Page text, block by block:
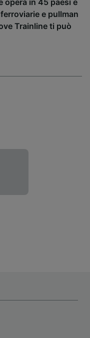
opera in 45 paesi e
e pullman
Trainline ti può